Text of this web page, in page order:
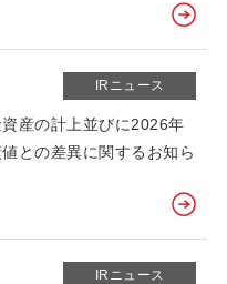
IRニュース
産の計上並びに2026年
との差異に関するお知ら
IRニュース